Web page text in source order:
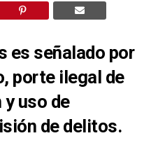
es señalado por
porte ilegal de
uso de
de delitos.